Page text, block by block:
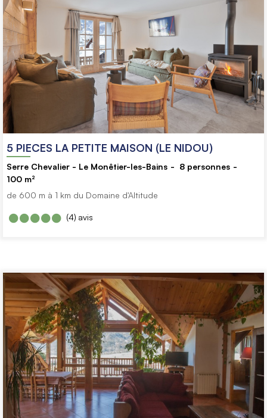
5 PIECES LA PETITE MAISON (LE NIDOU)
Serre Chevalier - Le Monêtier-les-Bains 8 personnes
100 m²
de 600 m à 1 km du Domaine d'Altitude
avis
(4)